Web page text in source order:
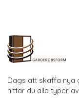
Dags att skaffa nya
hittar du alla typer